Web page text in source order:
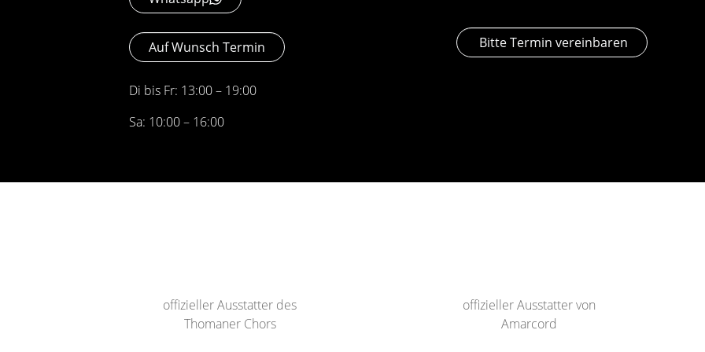
Auf Wunsch Termin
Di bis Fr: 13:00 – 19:00
Sa: 10:00 – 16:00
Bitte Termin vereinbaren
offizieller Ausstatter des
Thomaner Chors
offizieller Ausstatter von
Amarcord